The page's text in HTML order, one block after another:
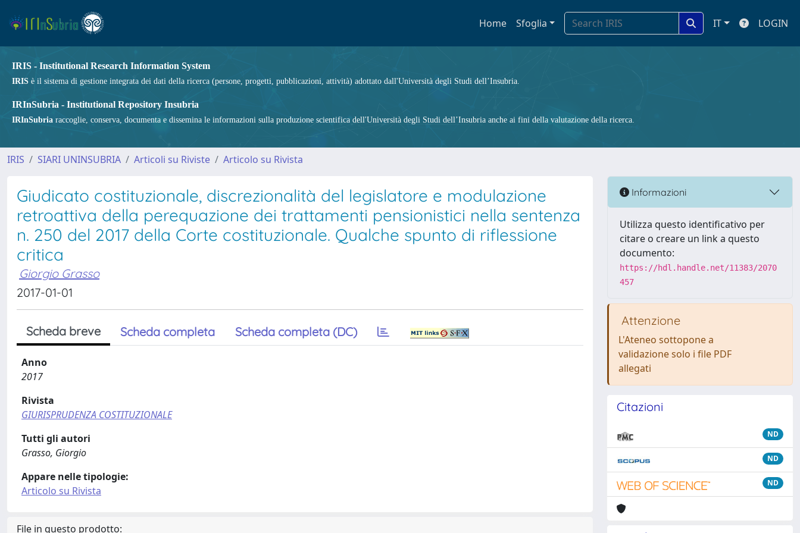
Home Sfoglia IT LOGIN
IRIS - Institutional Research Information System
IRIS è il sistema di gestione integrata dei dati della ricerca (persone, progetti, pubblicazioni, attività) adottato dall'Università degli Studi dell’Insubria.
IRInSubria - Institutional Repository Insubria
IRInSubria raccoglie, conserva, documenta e dissemina le informazioni sulla produzione scientifica dell'Università degli Studi dell’Insubria anche ai fini della valutazione della ricerca.
IRIS SIARI UNINSUBRIA Articoli su Riviste Articolo su Rivista
Giudicato costituzionale, discrezionalità del legislatore e modulazione
retroattiva della perequazione dei trattamenti pensionistici nella sentenza
n. 250 del 2017 della Corte costituzionale. Qualche spunto di riflessione
critica
Giorgio Grasso
2017-01-01
Scheda breve Scheda completa Scheda completa (DC)
Anno
2017
Rivista
GIURISPRUDENZA COSTITUZIONALE
Tutti gli autori
Grasso, Giorgio
Appare nelle tipologie:
Articolo su Rivista
File in questo prodotto:
Informazioni
Utilizza questo identificativo per
citare o creare un link a questo
documento:
https://hdl.handle.net/11383/2070
457
Attenzione
L'Ateneo sottopone a
validazione solo i file PDF
allegati
Citazioni
ND
ND
ND